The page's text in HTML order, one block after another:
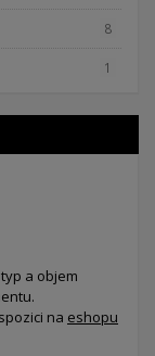
8
1
a objem
na eshopu